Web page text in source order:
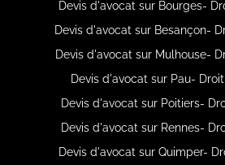
Devis d'avocat sur Bourges-
Devis d'avocat sur Besançon-
Devis d'avocat sur Mulhouse-
Devis d'avocat sur Pau-
Devis d'avocat sur Poitiers-
Devis d'avocat sur Rennes-
Devis d'avocat sur Quimper-